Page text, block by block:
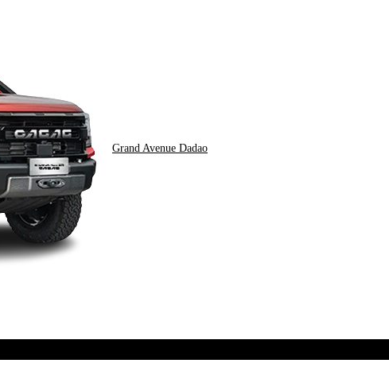
Grand Avenue Dadao